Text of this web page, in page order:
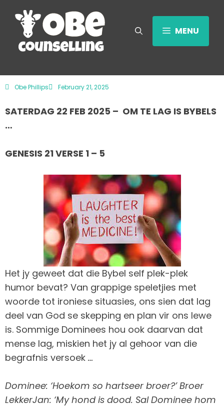
MENU
Obe Phillips February 21, 2025
SATERDAG 22 FEB 2025 – OM TE LAG IS BYBELS
…
GENESIS 21 VERSE 1 – 5
Het jy geweet dat die Bybel self plek-plek
humor bevat? Van grappige speletjies met
woorde tot ironiese situasies, ons sien dat lag
deel van God se skepping en plan vir ons lewe
is. Sommige Dominees hou ook daarvan dat
mense lag, miskien het jy al gehoor van die
begrafnis versoek …
Dominee: ‘Hoekom so hartseer broer?’ Broer
LekkerJan: ‘My hond is dood. Sal Dominee hom